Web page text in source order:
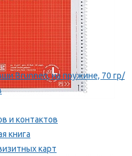
Brunnen, на пружине, 70 гр/
и контактов
книга
карт